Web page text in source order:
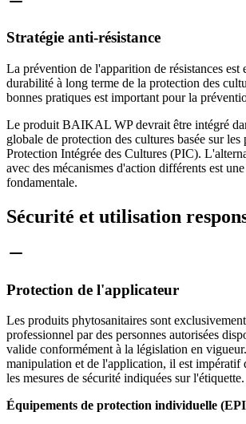
Stratégie anti-résistance
La prévention de l'apparition de résistances est
durabilité à long terme de la protection des
bonnes pratiques est important pour la
Le produit BAIKAL WP devrait être intégré
globale de protection des cultures basée sur les
Protection Intégrée des Cultures (PIC).
avec des mécanismes d'action différents est
fondamentale.
Sécurité et utilisation
Protection de l'applicateur
Les produits phytosanitaires sont
professionnel par des personnes autorisées
valide conformément à la législation en
manipulation et de l'application, il est impératif
les mesures de sécurité indiquées sur l'étiquette.
Équipements de protection individuelle